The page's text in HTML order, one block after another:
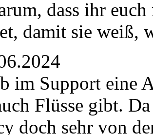
dass ihr
damit sie weiß,
im Support eine
Flüsse gibt.
doch sehr von